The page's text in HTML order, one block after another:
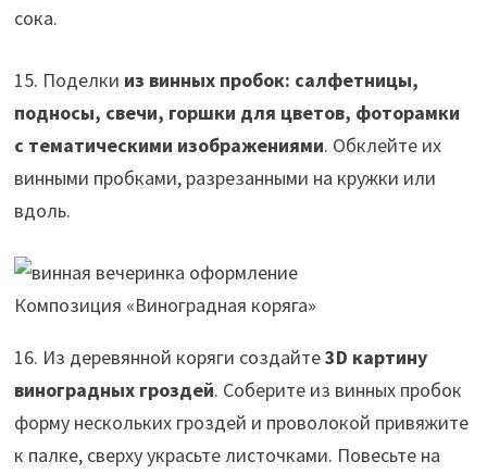
сока.
15. Поделки из винных пробок: салфетницы,
подносы, свечи, горшки для цветов, фоторамки
с тематическими изображениями. Обклейте их
винными пробками, разрезанными на кружки или
вдоль.
Композиция «Виноградная коряга»
16. Из деревянной коряги создайте3D картину
виноградных гроздей. Соберите из винных пробок
форму нескольких гроздей и проволокой привяжите
к палке, сверху украсьте листочками. Повесьте на